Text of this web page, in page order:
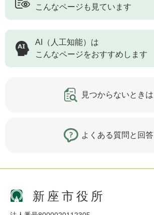
こんなページも見ています
AI（人工知能）は
こんなページをおすすめします
見つからないときは
よくある質問と回答
新座市役所